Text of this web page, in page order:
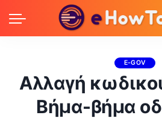
E-GOV
Αλλαγή
Βήμα-βήμα